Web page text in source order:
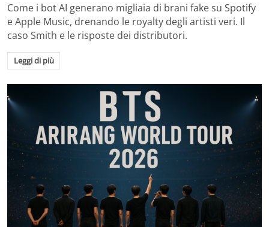
Come i bot AI generano migliaia di brani fake su Spotify
e Apple Music, drenando le royalty degli artisti veri. Il
caso Smith e le risposte dei distributori.
Leggi di più